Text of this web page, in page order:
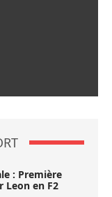
: Première
Leon en F2